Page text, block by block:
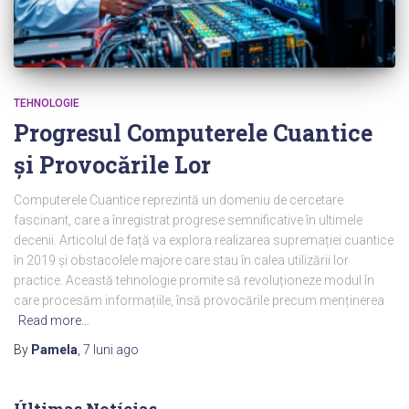
TEHNOLOGIE
Progresul Computerele Cuantice
și Provocările Lor
Computerele Cuantice reprezintă un domeniu de cercetare
fascinant, care a înregistrat progrese semnificative în ultimele
decenii. Articolul de față va explora realizarea supremației cuantice
în 2019 și obstacolele majore care stau în calea utilizării lor
practice. Această tehnologie promite să revoluționeze modul în
care procesăm informațiile, însă provocările precum menținerea
Read more…
By Pamela 7 luni ago